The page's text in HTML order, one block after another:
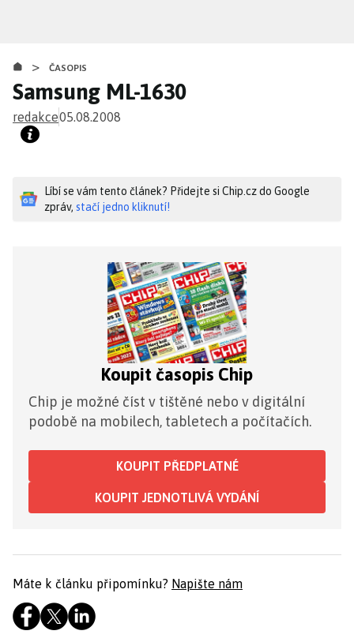
obsahu
> ČASOPIS
Samsung ML-1630
redakce05.08.2008
Líbí se vám tento článek? Přidejte si Chip.cz do Google
zpráv, stačí jedno kliknutí!
Koupit časopis Chip
Chip je možné číst v tištěné nebo v digitální
podobě na mobilech, tabletech a počítačích.
KOUPIT PŘEDPLATNÉ
KOUPIT JEDNOTLIVÁ VYDÁNÍ
Máte k článku připomínku? Napište nám